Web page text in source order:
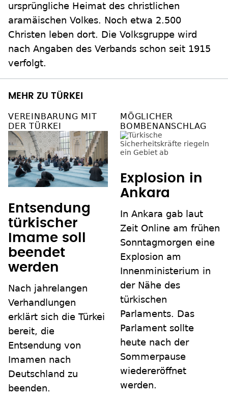
ursprüngliche Heimat des christlichen
aramäischen Volkes. Noch etwa 2.500
Christen leben dort. Die Volksgruppe wird
nach Angaben des Verbands schon seit 1915
verfolgt.
MEHR ZU TÜRKEI
VEREINBARUNG MIT
DER TÜRKEI
Entsendung
türkischer
Imame soll
beendet
werden
Nach jahrelangen
Verhandlungen
erklärt sich die Türkei
bereit, die
Entsendung von
Imamen nach
Deutschland zu
beenden.
MÖGLICHER
BOMBENANSCHLAG
Explosion in
Ankara
In Ankara gab laut
Zeit Online am frühen
Sonntagmorgen eine
Explosion am
Innenministerium in
der Nähe des
türkischen
Parlaments. Das
Parlament sollte
heute nach der
Sommerpause
wiedereröffnet
werden.